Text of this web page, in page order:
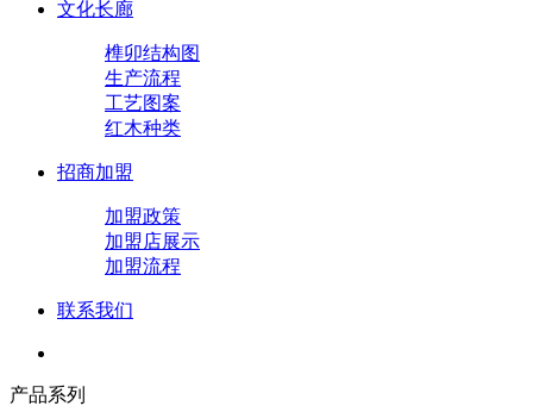
文化长廊
榫卯结构图
生产流程
工艺图案
红木种类
招商加盟
加盟政策
加盟店展示
加盟流程
联系我们
产品系列